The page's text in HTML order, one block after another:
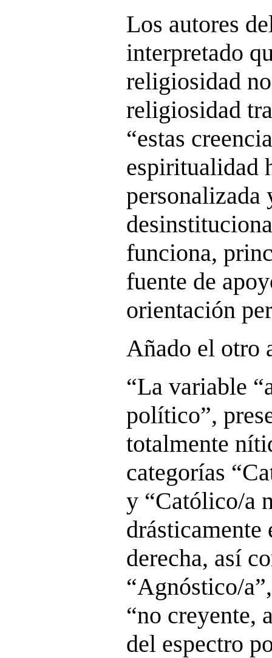
Los autores
interpretado
religiosidad
religiosidad
“estas
espiritualidad
personalizada
funciona,
fuente de
orientación
Añado el otro
“La variable
político”,
totalmente
categorías
y “Católico/a
drásticamente
derecha, así
“Agnóstico/
“no creyente,
del espectro